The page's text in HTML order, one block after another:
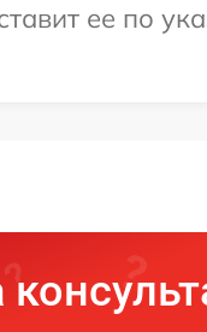
ее по